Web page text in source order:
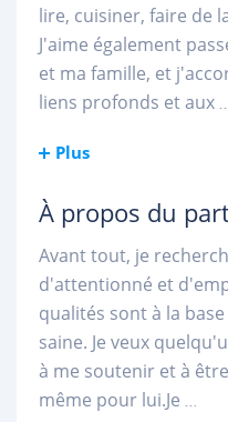
lire, cuisiner, faire de
J'aime également
et ma famille, et
liens profonds et aux
Plus
À propos du
Avant tout, je
d'attentionné et
qualités sont à la
saine. Je veux
à me soutenir et à
même pour lui.Je ...